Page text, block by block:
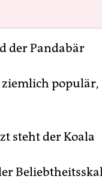
der Pandabär
populär,
steht der Koala